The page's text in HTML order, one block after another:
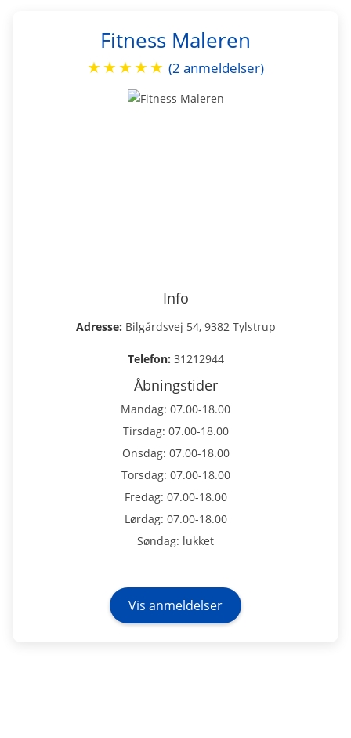
Fitness Maleren
★★★★★ (2 anmeldelser)
Info
Adresse: Bilgårdsvej 54, 9382 Tylstrup
Telefon: 31212944
Åbningstider
Mandag: 07.00-18.00
Tirsdag: 07.00-18.00
Onsdag: 07.00-18.00
Torsdag: 07.00-18.00
Fredag: 07.00-18.00
Lørdag: 07.00-18.00
Søndag: lukket
Vis anmeldelser